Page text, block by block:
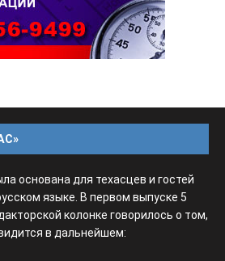
основана для техасцев и гостей
языке. В первом выпуске 5
колонке говорилось о том,
в дальнейшем: